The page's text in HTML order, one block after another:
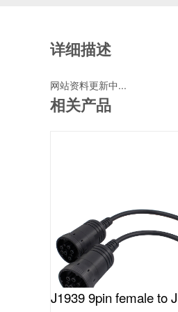
详细描述
网站资料更新中...
相关产品